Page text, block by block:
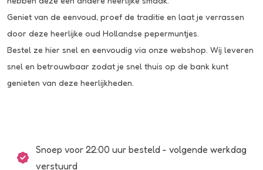
Geniet van de eenvoud, proef de traditie en laat je verrassen
door deze heerlijke oud Hollandse pepermuntjes.
Bestel ze hier snel en eenvoudig via onze webshop. Wij leveren
snel en betrouwbaar zodat je snel thuis op de bank kunt
genieten van deze heerlijkheden.
Snoep voor 22:00 uur besteld - volgende werkdag
verstuurd